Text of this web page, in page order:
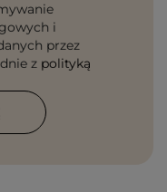
i
przez
z polityką